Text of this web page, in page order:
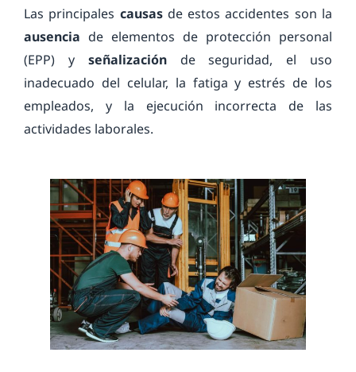
Las principales causasde estos accidentes son la
ausencia de elementos de protección personal
(EPP) yseñalizaciónde seguridad, el uso
inadecuado del celular, la fatiga y estrés de los
empleados, y la ejecución incorrecta de las
actividades laborales.